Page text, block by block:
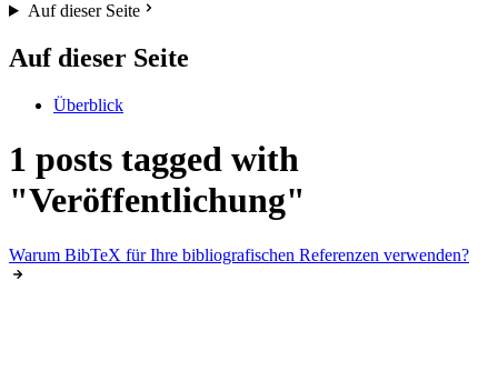
Auf dieser Seite
Auf dieser Seite
Überblick
1 posts tagged with
"Veröffentlichung"
Warum BibTeX für Ihre bibliografischen Referenzen verwenden?